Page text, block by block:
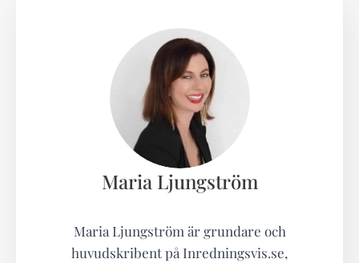
Maria Ljungström
Maria Ljungström är grundare och
huvudskribent på Inredningsvis.se,